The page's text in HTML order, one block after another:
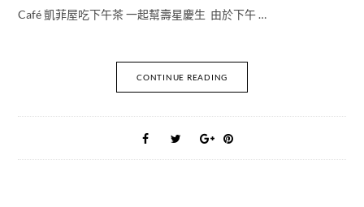
Café 凱菲屋吃下午茶 一起幫壽星慶生 由於下午 …
CONTINUE READING